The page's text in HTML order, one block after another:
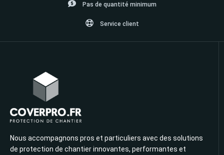
Pas de quantité minimum
Service client
Nous accompagnons pros et particuliers avec des solutions
de protection de chantier innovantes, performantes et